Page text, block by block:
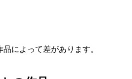
によって差があります。